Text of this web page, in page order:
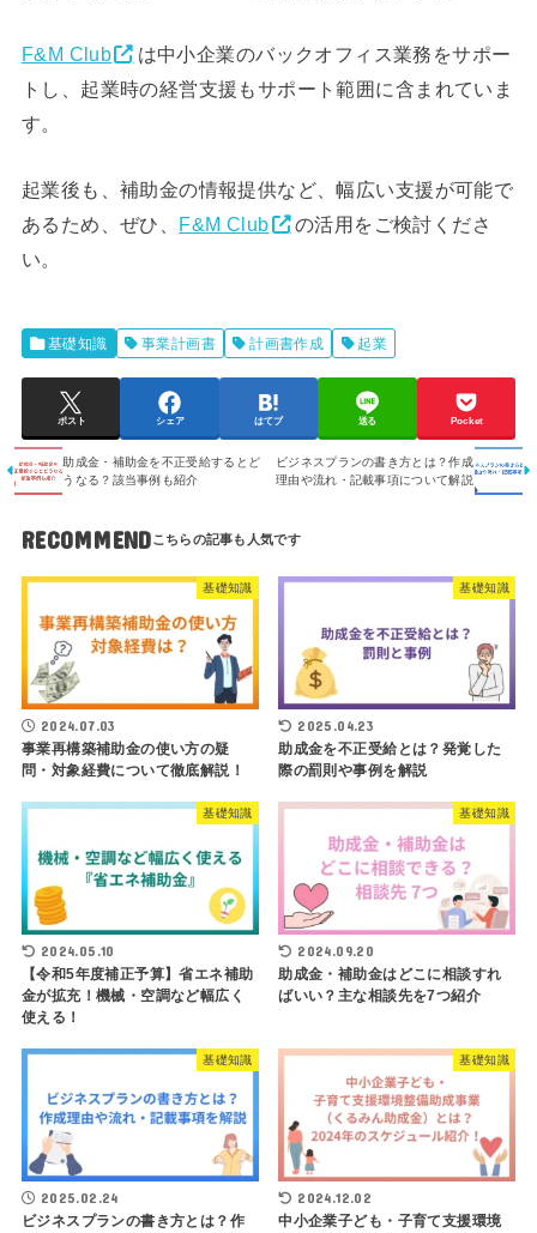
F&M Club
は中小企業のバックオフィス業務をサポー
トし、起業時の経営支援もサポート範囲に含まれていま
す。
起業後も、補助金の情報提供など、幅広い支援が可能で
あるため、ぜひ、 F&M Club
の活用をご検討くださ
い。
基礎知識 事業計画書 計画書作成 起業
ポスト シェア はてブ 送る Pocket
助成金・補助金を不正受給するとど
うなる？該当事例も紹介
ビジネスプランの書き方とは？作成
理由や流れ・記載事項について解説
RECOMMEND
基礎知識
2024.07.03
事業再構築補助金の使い方の疑
問・対象経費について徹底解説！
基礎知識
2025.04.23
助成金を不正受給とは？発覚した
際の罰則や事例を解説
基礎知識
2024.05.10
【令和5年度補正予算】省エネ補助
金が拡充！機械・空調など幅広く
使える！
基礎知識
2024.09.20
助成金・補助金はどこに相談すれ
ばいい？主な相談先を7つ紹介
基礎知識
2025.02.24
ビジネスプランの書き方とは？作
基礎知識
2024.12.02
中小企業子ども・子育て支援環境